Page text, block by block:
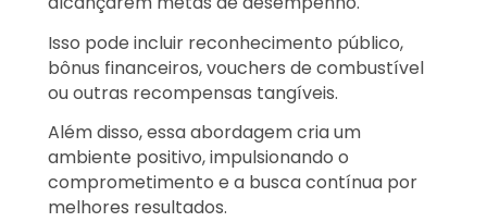
Isso pode incluir reconhecimento público,
bônus financeiros, vouchers de combustível
ou outras recompensas tangíveis.
Além disso, essa abordagem cria um
ambiente positivo, impulsionando o
comprometimento e a busca contínua por
melhores resultados.